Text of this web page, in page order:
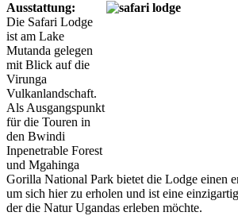
Ausstattung:
Die Safari Lodge
ist am Lake
Mutanda gelegen
mit Blick auf die
Virunga
Vulkanlandschaft.
Als Ausgangspunkt
für die Touren in
den Bwindi
Inpenetrable Forest
und Mgahinga
Gorilla National Park bietet die Lodge einen
um sich hier zu erholen und ist eine
der die Natur Ugandas erleben möchte.